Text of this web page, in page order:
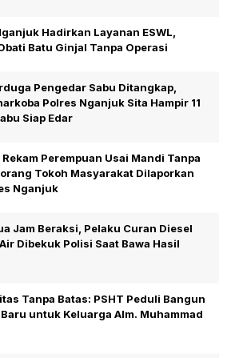
Hadirkan Layanan ESWL,
Batu Ginjal Tanpa Operasi
Pengedar Sabu Ditangkap,
Polres Nganjuk Sita Hampir 11
Siap Edar
Perempuan Usai Mandi Tanpa
Tokoh Masyarakat Dilaporkan
Nganjuk
Jam Beraksi, Pelaku Curan Diesel
Dibekuk Polisi Saat Bawa Hasil
Tanpa Batas: PSHT Peduli Bangun
Baru untuk Keluarga Alm. Muhammad